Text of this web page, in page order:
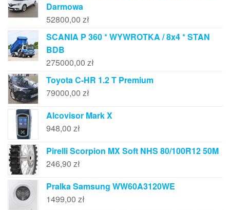
Darmowa
52800,00 zł
SCANIA P 360 * WYWROTKA / 8x4 * STAN
BDB
275000,00 zł
Toyota C-HR 1.2 T Premium
79000,00 zł
Alcovisor Mark X
948,00 zł
Pirelli Scorpion MX Soft NHS 80/100R12 50M
246,90 zł
Pralka Samsung WW60A3120WE
1499,00 zł